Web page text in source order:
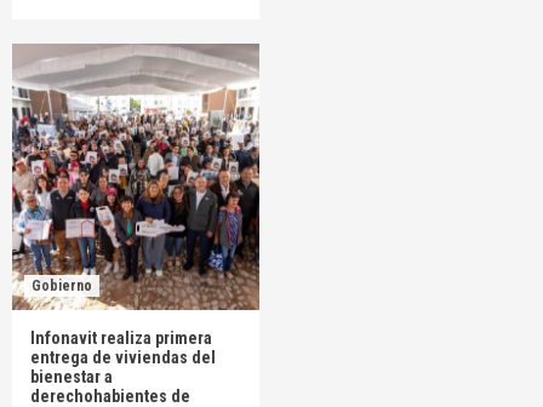
Gobierno
Infonavit realiza primera
entrega de viviendas del
bienestar a
derechohabientes de